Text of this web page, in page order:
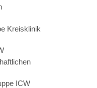
Kreisklinik
ICW